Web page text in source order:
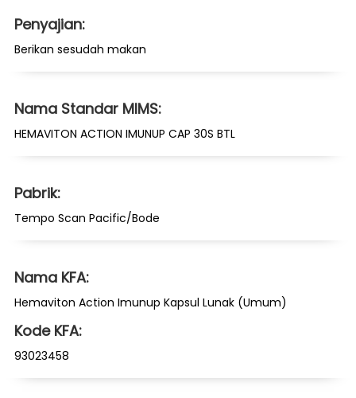
Penyajian:
Berikan sesudah makan
Nama Standar MIMS:
HEMAVITON ACTION IMUNUP CAP 30S BTL
Pabrik:
Tempo Scan Pacific/Bode
Nama KFA:
Hemaviton Action Imunup Kapsul Lunak (Umum)
Kode KFA:
93023458